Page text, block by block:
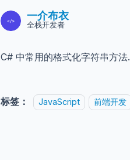
一介布衣
全栈开发者
C# 中常用的格式化字符串方法.
标签： JavaScript 前端开发